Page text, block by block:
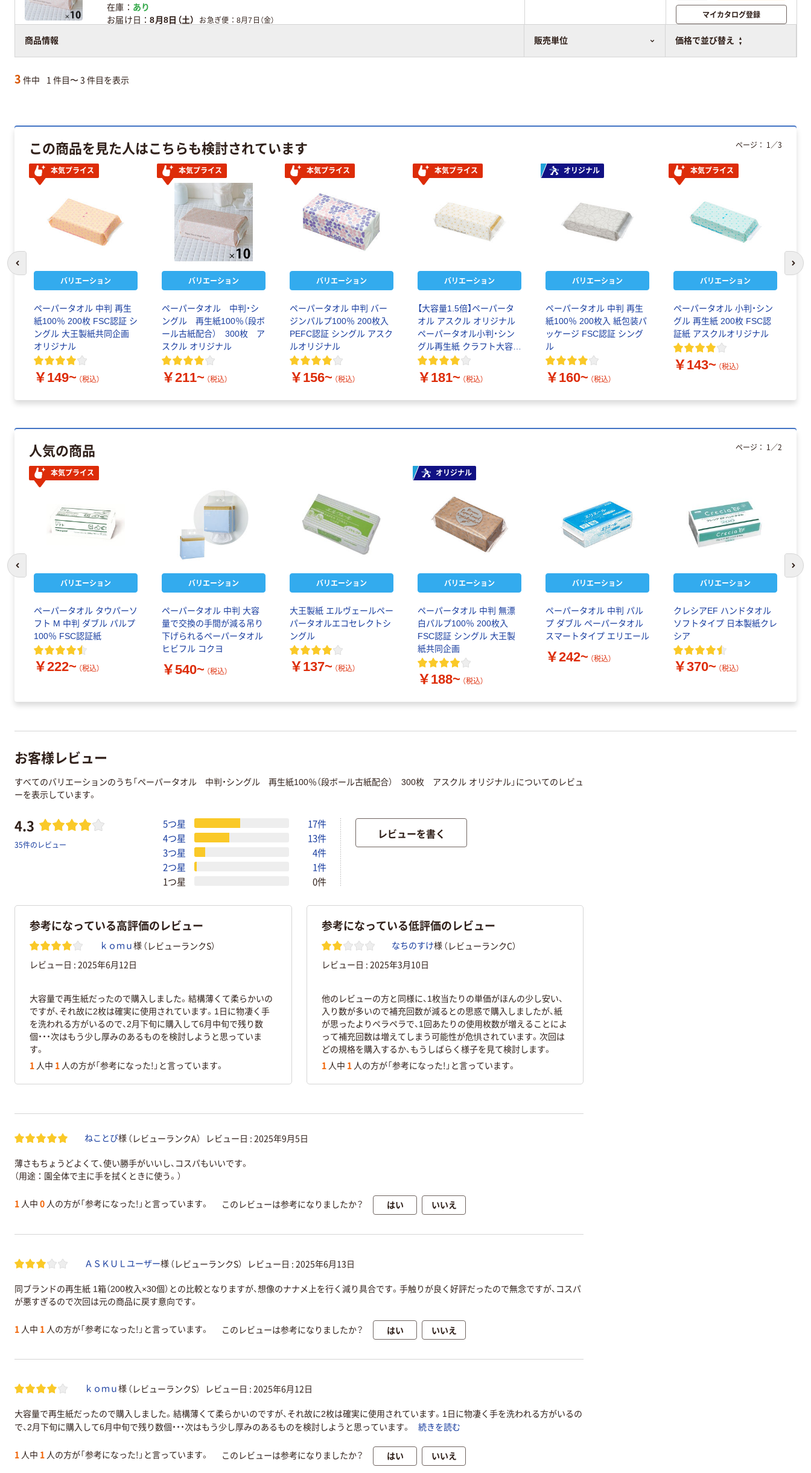
商品情報 販売単位 価格で並び替え
在庫
あり
お届け日
8月8日（土） お急ぎ便 8月7日（金）
マイカタログ登録
比較表に追加
3 件中 1 件目〜 3 件目を表示
この商品を見た人はこちらも検討されています
本気プライス
バリエーション
ペーパータオル 中判 再生
紙100％ 200枚 FSC認証 シ
ングル 大王製紙共同企画
オリジナル
￥149~ （税込）
本気プライス
バリエーション
ペーパータオル 中判・シ
ングル 再生紙100％（段ボ
ール古紙配合） 300枚 ア
スクル オリジナル
￥211~ （税込）
本気プライス
バリエーション
ペーパータオル 中判 バー
ジンパルプ100％ 200枚入
PEFC認証 シングル アスク
ルオリジナル
￥156~ （税込）
本気プライス
バリエーション
【大容量1.5倍】ペーパータ
オル アスクル オリジナル
ペーパータオル小判・シン
グル再生紙 クラフト大容量
段ボール古紙使用
￥181~ （税込）
オリジナル
バリエーション
ペーパータオル 中判 再生
紙100％ 200枚入 紙包装パ
ッケージ FSC認証 シング
ル
￥160~ （税込）
本気プライス
バリエーション
ペーパータオル 小判・シン
グル 再生紙 200枚 FSC認
証紙 アスクルオリジナル
￥143~ （税込）
ページ： 1 ／3
前のスライドへ 次
人気の商品
本気プライス
バリエーション
ペーパータオル タウパーソ
フト M 中判 ダブル パルプ
100％ FSC認証紙
￥222~ （税込）
バリエーション
ペーパータオル 中判 大容
量で交換の手間が減る吊り
下げられるペーパータオル
ヒビフル コクヨ
￥540~ （税込）
バリエーション
大王製紙 エルヴェールペー
パータオルエコセレクトシ
ングル
￥137~ （税込）
オリジナル
バリエーション
ペーパータオル 中判 無漂
白パルプ100％ 200枚入
FSC認証 シングル 大王製
紙共同企画
￥188~ （税込）
バリエーション
ペーパータオル 中判 パル
プ ダブル ペーパータオル
スマートタイプ エリエール
￥242~ （税込）
バリエーション
クレシアEF ハンドタオル
ソフトタイプ 日本製紙クレ
シア
￥370~ （税込）
ページ： 1 ／2
次
お客様レビュー
すべてのバリエーションのうち「ペーパータオル 中判・シングル 再生紙100％（段ボール古紙配合） 300枚 アスクル オリジナル」についてのレビュ
ーを表示しています。
4.3
35件のレビュー
5つ星
17件
4つ星
13件
3つ星
4件
2つ星
1件
1つ星
0件
レビューを書く
参考になっている高評価のレビュー
ｋｏｍｕ様 （レビューランクS）
レビュー日 : 2025年6月12日
大容量で再生紙だったので購入しました。結構薄くて柔らかいの
ですが、それ故に2枚は確実に使用されています。1日に物凄く手
を洗われる方がいるので、2月下旬に購入して6月中旬で残り数
個・・・次はもう少し厚みのあるものを検討しようと思っていま
す。
1 人中 1 人の方が「参考になった!」と言っています。
参考になっている低評価のレビュー
なちのすけ様 （レビューランクC）
レビュー日 : 2025年3月10日
他のレビューの方と同様に、1枚当たりの単価がほんの少し安い、
入り数が多いので補充回数が減るとの思惑で購入しましたが、紙
が思ったよりペラペラで、1回あたりの使用枚数が増えることによ
って補充回数は増えてしまう可能性が危惧されています。次回は
どの規格を購入するか、もうしばらく様子を見て検討します。
1 人中 1 人の方が「参考になった!」と言っています。
ねことび様 （レビューランクA） レビュー日 : 2025年9月5日
薄さもちょうどよくて、使い勝手がいいし、コスパもいいです。
（用途：園全体で主に手を拭くときに使う。）
1 人中 0 人の方が「参考になった!」と言っています。 このレビューは参考になりましたか？ はい いいえ
ＡＳＫＵＬユーザー様 （レビューランクS） レビュー日 : 2025年6月13日
同ブランドの再生紙 1箱（200枚入×30個）との比較となりますが、想像のナナメ上を行く減り具合です。手触りが良く好評だったので無念ですが、コスパ
が悪すぎるので次回は元の商品に戻す意向です。
1 人中 1 人の方が「参考になった!」と言っています。 このレビューは参考になりましたか？ はい いいえ
ｋｏｍｕ様 （レビューランクS） レビュー日 : 2025年6月12日
大容量で再生紙だったので購入しました。結構薄くて柔らかいのですが、それ故に2枚は確実に使用されています。1日に物凄く手を洗われる方がいるの
で、2月下旬に購入して6月中旬で残り数個・・・次はもう少し厚みのあるものを検討しようと思っています。
続きを読む
1 人中 1 人の方が「参考になった!」と言っています。 このレビューは参考になりましたか？ はい いいえ